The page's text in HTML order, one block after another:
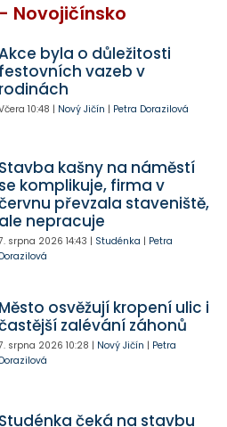
Novojičínsko
byla o důležitosti
festovních vazeb v
rodinách
10:48 | Nový Jičín | Petra Dorazilová
Stavba kašny na náměstí
se komplikuje, firma v
převzala staveniště,
ale nepracuje
srpna 2026 14:43 | Studénka | Petra
Dorazilová
Město osvěžují kropení ulic i
zalévání záhonů
srpna 2026 10:28 | Nový Jičín | Petra
Dorazilová
Studénka čeká na stavbu